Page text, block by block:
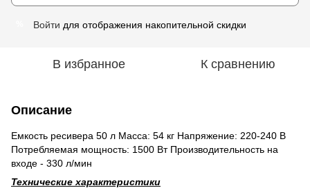
Войти для отображения накопительной скидки
В избранное К сравнению
Описание
Емкость ресивера 50 л Масса: 54 кг Напряжение: 220-240 В
Потребляемая мощность: 1500 Вт Производительность на
входе - 330 л/мин
Технические характеристики